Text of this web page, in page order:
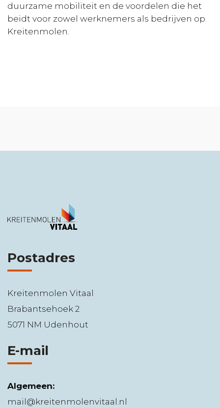
duurzame mobiliteit en de voordelen die het
beidt voor zowel werknemers als bedrijven op
Kreitenmolen.
Postadres
Kreitenmolen Vitaal
Brabantsehoek 2
5071 NM Udenhout
E-mail
Algemeen:
mail@kreitenmolenvitaal.nl